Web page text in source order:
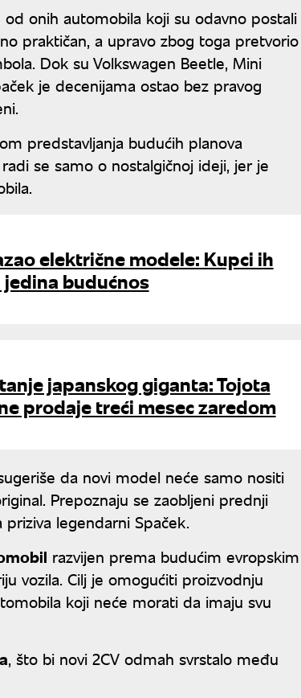
od onih automobila koji su odavno postali
praktičan, a upravo zbog toga pretvorio
Dok su Volkswagen Beetle, Mini
je decenijama ostao bez pravog
predstavljanja budućih planova
se samo o nostalgičnoj ideji, jer je
električne modele: Kupci ih
budućnos
japanskog giganta: Tojota
prodaje treći mesec zaredom
da novi model neće samo nositi
Prepoznaju se zaobljeni prednji
legendarni Spaček.
razvijen prema budućim evropskim
vozila. Cilj je omogućiti proizvodnju
koji neće morati da imaju svu
, što bi novi 2CV odmah svrstalo među